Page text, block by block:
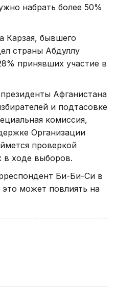
набрать более 50%
Карзая, бывшего
страны Абдуллу
принявших участие в
Афганистана
и подтасовке
комиссия,
Организации
проверкой
в ходе выборов.
Би-Би-Си в
это может повлиять на